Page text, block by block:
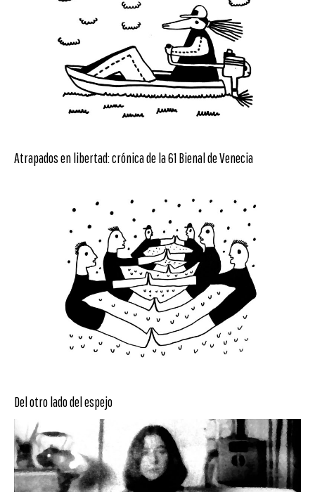
Atrapados en libertad: crónica de la 61 Bienal de Venecia
Del otro lado del espejo